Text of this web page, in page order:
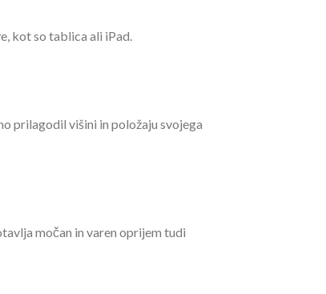
kot so tablica ali iPad.
prilagodil višini in položaju svojega
močan in varen oprijem tudi